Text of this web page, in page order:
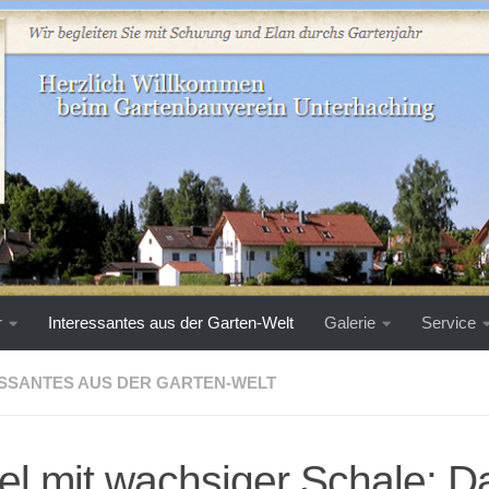
Interessantes aus der Garten-Welt Galerie Service
AUS DER GARTEN-WELT